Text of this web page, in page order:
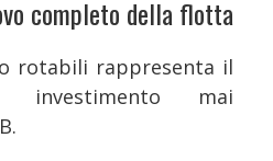
completo della flotta
rotabili rappresenta il
investimento mai